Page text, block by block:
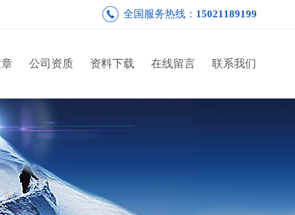
全国服务热线： 15021189199
公司资质 资料下载 在线留言 联系我们